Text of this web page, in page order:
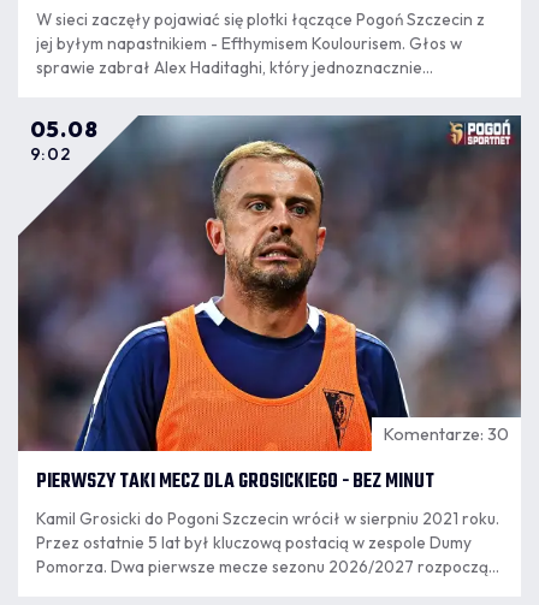
W sieci zaczęły pojawiać się plotki łączące Pogoń Szczecin z
jej byłym napastnikiem - Efthymisem Koulourisem. Głos w
sprawie zabrał Alex Haditaghi, który jednoznacznie
05.08
9:02
Komentarze: 30
PIERWSZY TAKI MECZ DLA GROSICKIEGO - BEZ MINUT
Kamil Grosicki do Pogoni Szczecin wrócił w sierpniu 2021 roku.
Przez ostatnie 5 lat był kluczową postacią w zespole Dumy
Pomorza. Dwa pierwsze mecze sezonu 2026/2027 rozpoczął